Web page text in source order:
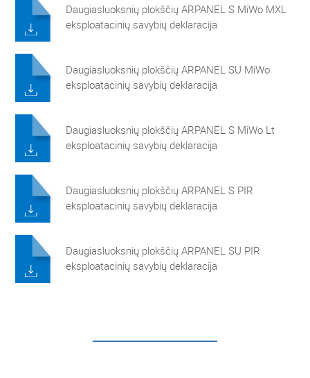
Daugiasluoksnių plokščių ARPANEL S MiWo MXL
eksploatacinių savybių deklaracija
Daugiasluoksnių plokščių ARPANEL SU MiWo
eksploatacinių savybių deklaracija
Daugiasluoksnių plokščių ARPANEL S MiWo Lt
eksploatacinių savybių deklaracija
Daugiasluoksnių plokščių ARPANEL S PIR
eksploatacinių savybių deklaracija
Daugiasluoksnių plokščių ARPANEL SU PIR
eksploatacinių savybių deklaracija